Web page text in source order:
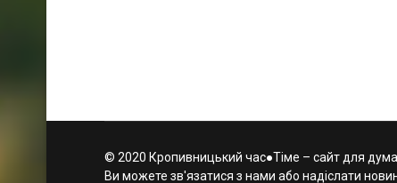
© 2020 Кропивницький час●Тіме – сайт для
Ви можете зв'язатися з нами або надіслати